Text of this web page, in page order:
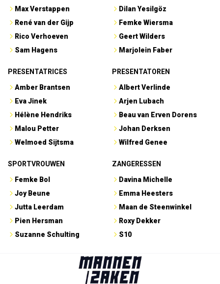
Max Verstappen
René van der Gijp
Rico Verhoeven
Sam Hagens
Dilan Yesilgöz
Femke Wiersma
Geert Wilders
Marjolein Faber
PRESENTATRICES
Amber Brantsen
Eva Jinek
Hélène Hendriks
Malou Petter
Welmoed Sijtsma
PRESENTATOREN
Albert Verlinde
Arjen Lubach
Beau van Erven Dorens
Johan Derksen
Wilfred Genee
SPORTVROUWEN
Femke Bol
Joy Beune
Jutta Leerdam
Pien Hersman
Suzanne Schulting
ZANGERESSEN
Davina Michelle
Emma Heesters
Maan de Steenwinkel
Roxy Dekker
S10